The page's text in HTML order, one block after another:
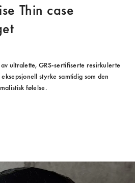
Thin case
ultralette, GRS-sertifiserte resirkulerte
styrke samtidig som den
følelse.